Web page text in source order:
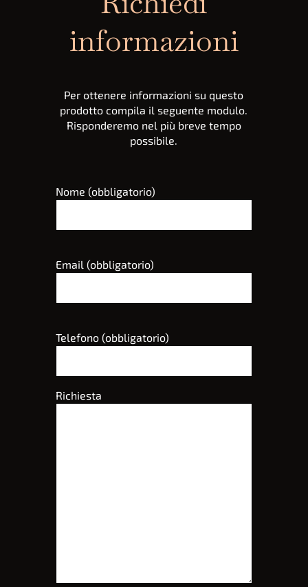
informazioni
Per ottenere informazioni su questo
prodotto compila il seguente modulo.
Risponderemo nel più breve tempo
possibile.
Nome (obbligatorio)
Email (obbligatorio)
Telefono (obbligatorio)
Richiesta